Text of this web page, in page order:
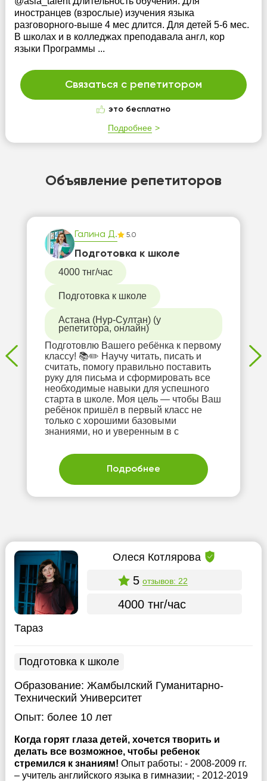
иностранцев (взрослые) изучения языка
разговорного-выше 4 мес длится. Для детей 5-6 мес.
В школах и в колледжах преподавала англ, кор
языки Программы ...
Связаться с репетитором
это бесплатно
Подробнее
Объявление репетиторов
Галина Д. 5.0
Подготовка к школе
4000 тнг/час
Подготовка к школе
Астана (Нур-Султан) (у
репетитора, онлайн)
Подготовлю Вашего ребёнка к первому
классу! 📚✏️ Научу читать, писать и
считать, помогу правильно поставить
руку для письма и сформировать все
необходимые навыки для успешного
старта в школе. Моя цель — чтобы Ваш
ребёнок пришёл в первый класс не
только с хорошими базовыми
знаниями, но и уверенным в с
Подробнее
Олеся Котлярова
5 отзывов: 22
4000 тнг/час
Тараз
Подготовка к школе
Образование: Жамбылский Гуманитарно-
Технический Университет
Опыт: более 10 лет
Когда горят глаза детей, хочется творить и
делать все возможное, чтобы ребенок
стремился к знаниям! Опыт работы: - 2008-2009 гг.
– учитель английского языка в гимназии; - 2012-2019